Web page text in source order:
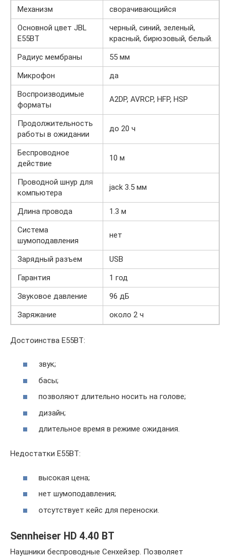
Механизм
сворачивающийся
Основной цвет JBL
E55BT
черный, синий, зеленый,
красный, бирюзовый, белый.
Радиус мембраны
55 мм
Микрофон
да
Воспроизводимые
форматы
A2DP, AVRCP, HFP, HSP
Продолжительность
работы в ожидании
до 20 ч
Беспроводное
действие
10 м
Проводной шнур для
компьютера
jack 3.5 мм
Длина провода
1.3 м
Система
шумоподавления
нет
Зарядный разъем
USB
Гарантия
1 год
Звуковое давление
96 дБ
Заряжание
около 2 ч
Достоинства E55BT:
звук;
басы;
позволяют длительно носить на голове;
дизайн;
длительное время в режиме ожидания.
Недостатки E55BT:
высокая цена;
нет шумоподавления;
отсутствует кейс для переноски.
Sennheiser HD 4.40 BT
Наушники беспроводные Сенхейзер. Позволяет